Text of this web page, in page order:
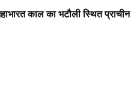
काल का भटौली स्थित प्राचीन